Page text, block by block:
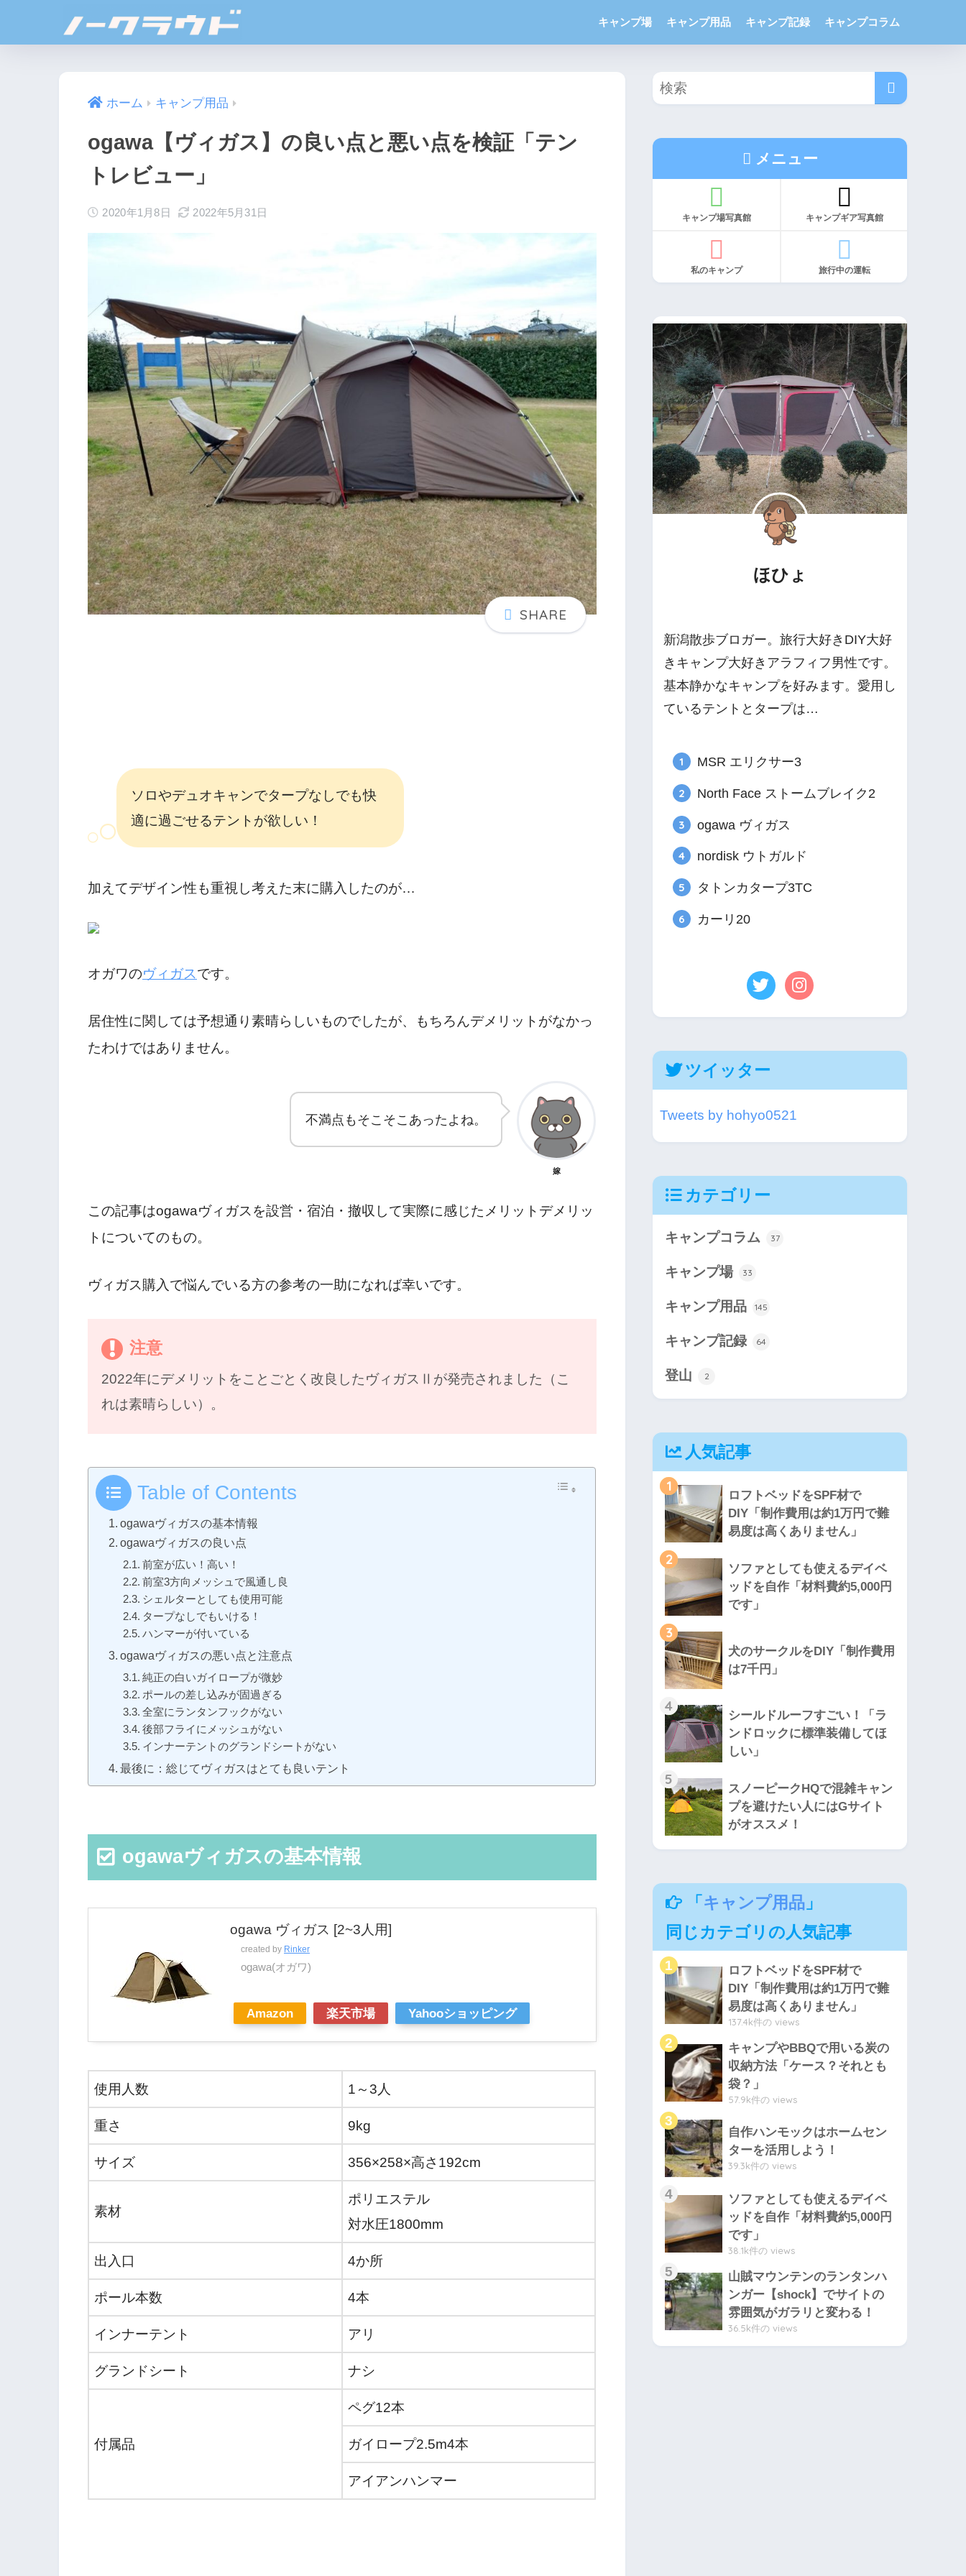
キャンプ場 キャンプ用品 キャンプ記録 キャンプコラム
ホーム キャンプ用品
ogawa【ヴィガス】の良い点と悪い点を検証「テン
トレビュー」
2020年1月8日 2022年5月31日
ソロやデュオキャンでタープなしでも快
適に過ごせるテントが欲しい！
加えてデザイン性も重視し考えた末に購入したのが…
オガワのヴィガスです。
居住性に関しては予想通り素晴らしいものでしたが、もちろんデメリットがなかっ
たわけではありません。
不満点もそこそこあったよね。
嫁
この記事はogawaヴィガスを設営・宿泊・撤収して実際に感じたメリットデメリッ
トについてのもの。
ヴィガス購入で悩んでいる方の参考の一助になれば幸いです。
注意
2022年にデメリットをことごとく改良したヴィガスⅡが発売されました（こ
れは素晴らしい）。
Table of Contents
ogawaヴィガスの基本情報
ogawaヴィガスの良い点
前室が広い！高い！
前室3方向メッシュで風通し良
シェルターとしても使用可能
タープなしでもいける！
ハンマーが付いている
ogawaヴィガスの悪い点と注意点
純正の白いガイロープが微妙
ポールの差し込みが固過ぎる
全室にランタンフックがない
後部フライにメッシュがない
インナーテントのグランドシートがない
最後に：総じてヴィガスはとても良いテント
ogawaヴィガスの基本情報
ogawa ヴィガス [2~3人用]
created by Rinker
ogawa(オガワ)
Amazon 楽天市場 Yahooショッピング
使用人数 1～3人
重さ 9kg
サイズ 356×258×高さ192cm
素材
ポリエステル
対水圧1800mm
出入口 4か所
ポール本数 4本
インナーテント アリ
グランドシート ナシ
付属品
ペグ12本
ガイロープ2.5m4本
アイアンハンマー
メニュー
キャンプ場写真館 キャンプギア写真館
私のキャンプ 旅行中の運転
ほひょ
新潟散歩ブロガー。旅行大好きDIY大好
きキャンプ大好きアラフィフ男性です。
基本静かなキャンプを好みます。愛用し
ているテントとタープは…
MSR エリクサー3
North Face ストームブレイク2
ogawa ヴィガス
nordisk ウトガルド
タトンカタープ3TC
カーリ20
ツイッター
Tweets by hohyo0521
カテゴリー
キャンプコラム 37
キャンプ場 33
キャンプ用品 145
キャンプ記録 64
登山 2
人気記事
1
ロフトベッドをSPF材で
DIY「制作費用は約1万円で難
易度は高くありません」
2
ソファとしても使えるデイベ
ッドを自作「材料費約5,000円
です」
3
犬のサークルをDIY「制作費用
は7千円」
4
シールドルーフすごい！「ラ
ンドロックに標準装備してほ
しい」
5
スノーピークHQで混雑キャン
プを避けたい人にはGサイト
がオススメ！
「キャンプ用品 」
同じカテゴリの人気記事
ロフトベッドをSPF材で
DIY「制作費用は約1万円で難
易度は高くありません」
137.4k件の views
キャンプやBBQで用いる炭の
収納方法「ケース？それとも
袋？」
57.9k件の views
自作ハンモックはホームセン
ターを活用しよう！
39.3k件の views
ソファとしても使えるデイベ
ッドを自作「材料費約5,000円
です」
38.1k件の views
山賊マウンテンのランタンハ
ンガー【shock】でサイトの
雰囲気がガラリと変わる！
36.5k件の views